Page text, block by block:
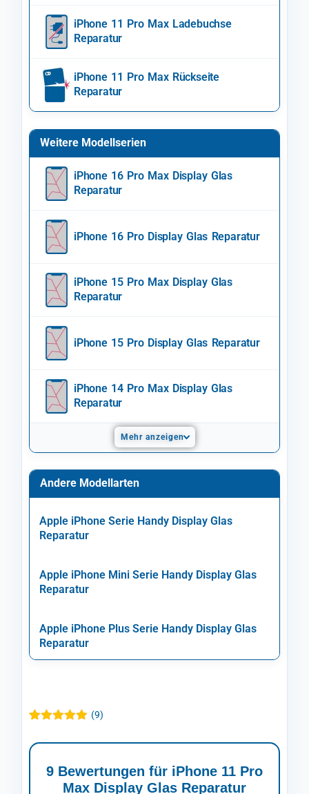
iPhone 11 Pro Max Ladebuchse
Reparatur
iPhone 11 Pro Max Rückseite
Reparatur
Weitere Modellserien
iPhone 16 Pro Max Display Glas
Reparatur
iPhone 16 Pro Display Glas Reparatur
iPhone 15 Pro Max Display Glas
Reparatur
iPhone 15 Pro Display Glas Reparatur
iPhone 14 Pro Max Display Glas
Reparatur
Mehr anzeigen
Andere Modellarten
Apple iPhone Serie Handy Display Glas
Reparatur
Apple iPhone Mini Serie Handy Display Glas
Reparatur
Apple iPhone Plus Serie Handy Display Glas
Reparatur
mit4.89
von 5,
Kundenbewertungen
(9)
9 Bewertungen für iPhone 11 Pro
Max Display Glas Reparatur